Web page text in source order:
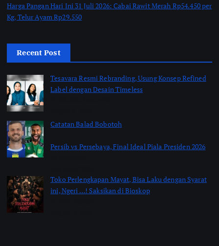
Harga Pangan Hari Ini 31 Juli 2026: Cabai Rawit Merah Rp54.450 per
Kg, Telur Ayam Rp29.550
Recent Post
Tesavara Resmi Rebranding, Usung Konsep Refined
Label dengan Desain Timeless
Catatan Balad Bobotoh
Persib vs Persebaya, Final Ideal Piala Presiden 2026
Toko Perlengkapan Mayat, Bisa Laku dengan Syarat
ini, Ngeri …! Saksikan di Bioskop